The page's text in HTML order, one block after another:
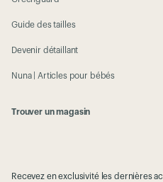
Guide des tailles
Devenir détaillant
Nuna | Articles pour bébés
Trouver un magasin
Recevez en exclusivité les dernières